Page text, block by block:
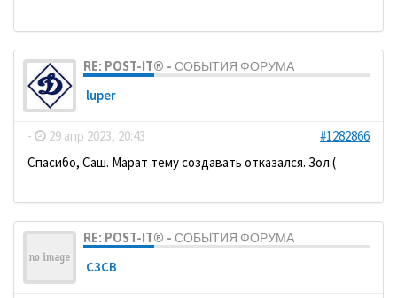
RE: POST-IT® - СОБЫТИЯ ФОРУМА
luper
- 29 апр 2023, 20:43
#1282866
Спасибо, Саш. Марат тему создавать отказался. Зол.(
RE: POST-IT® - СОБЫТИЯ ФОРУМА
C3CB